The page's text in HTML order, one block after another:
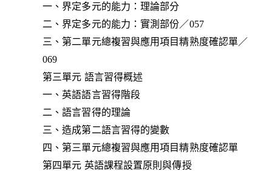
一、界定多元的能力：理論部分
二、界定多元的能力：實測部份／057
三、第二單元總複習與應用項目精熟度確認單／
069
第三單元 語言習得概述
一、英語語言習得階段
二、語言習得的理論
三、造成第二語言習得的變數
四、第三單元總複習與應用項目精熟度確認單
第四單元 英語課程設置原則與傳授